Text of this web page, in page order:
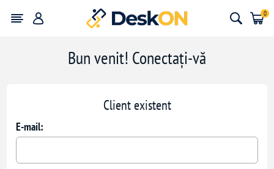
0
Bun venit! Conectați-vă
Client existent
E-mail: